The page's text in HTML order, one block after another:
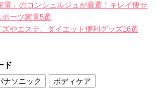
電」のコンシェルジュが厳選！キレイ痩せ
ーツ家電5選
やエステ。ダイエット便利グッズ16選
ド
ナソニック ボディケア